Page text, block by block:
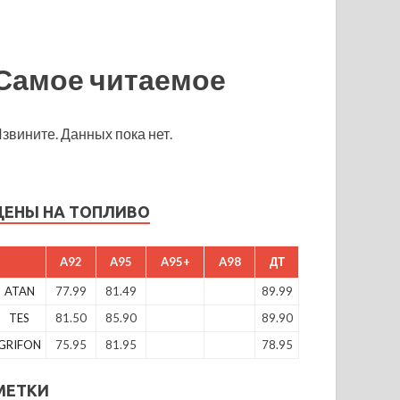
читаемое
Данных пока нет.
НА ТОПЛИВО
A92 A95 A95+ A98 ДТ
ATAN 77.99 81.49
89.99
TES
81.50 85.90
89.90
75.95 81.95 78.95